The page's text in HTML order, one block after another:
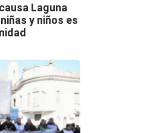
Laguna
y niños es